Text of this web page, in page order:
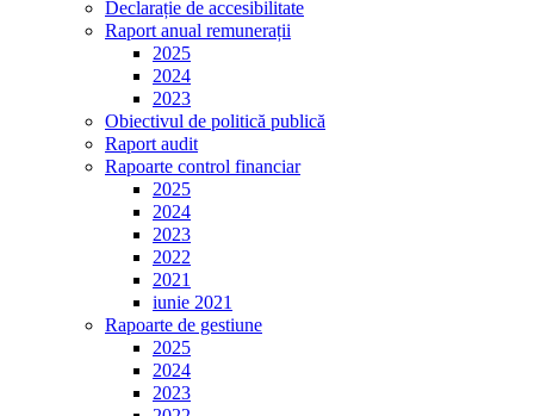
Declarație de accesibilitate
Raport anual remunerații
2025
2024
2023
Obiectivul de politică publică
Raport audit
Rapoarte control financiar
2025
2024
2023
2022
2021
iunie 2021
Rapoarte de gestiune
2025
2024
2023